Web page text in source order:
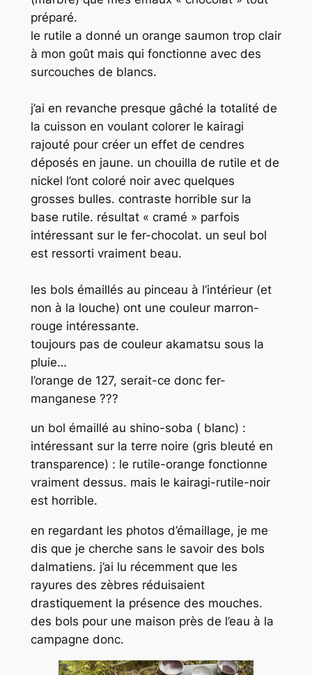
préparé.
le rutile a donné un orange saumon trop clair
à mon goût mais qui fonctionne avec des
surcouches de blancs.
j’ai en revanche presque gâché la totalité de
la cuisson en voulant colorer le kairagi
rajouté pour créer un effet de cendres
déposés en jaune. un chouilla de rutile et de
nickel l’ont coloré noir avec quelques
grosses bulles. contraste horrible sur la
base rutile. résultat « cramé » parfois
intéressant sur le fer-chocolat. un seul bol
est ressorti vraiment beau.
les bols émaillés au pinceau à l’intérieur (et
non à la louche) ont une couleur marron-
rouge intéressante.
toujours pas de couleur akamatsu sous la
pluie…
l’orange de 127, serait-ce donc fer-
manganese ???
un bol émaillé au shino-soba ( blanc) :
intéressant sur la terre noire (gris bleuté en
transparence) : le rutile-orange fonctionne
vraiment dessus. mais le kairagi-rutile-noir
est horrible.
en regardant les photos d’émaillage, je me
dis que je cherche sans le savoir des bols
dalmatiens. j’ai lu récemment que les
rayures des zèbres réduisaient
drastiquement la présence des mouches.
des bols pour une maison près de l’eau à la
campagne donc.